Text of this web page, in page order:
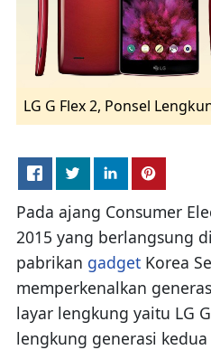
LG G Flex 2, Ponsel
Pada ajang Consumer
2015 yang berlangsung
pabrikan gadgetKorea
memperkenalkan
layar lengkung yaitu LG
lengkung generasi